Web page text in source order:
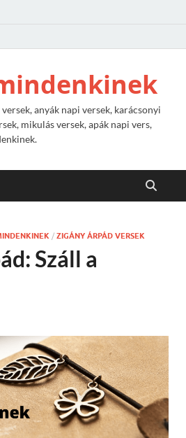
anyák napi versek, karácsonyi
mikulás versek, apák napi vers,
/ ZIGÁNY ÁRPÁD VERSEK
Száll a